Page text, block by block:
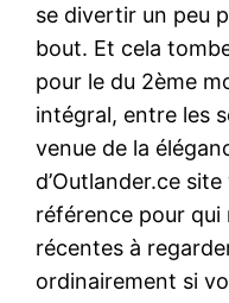
se divertir un peu
bout. Et cela
pour le du 2ème
intégral, entre les
venue de la
d’Outlander.ce
référence pour
récentes à
ordinairement si